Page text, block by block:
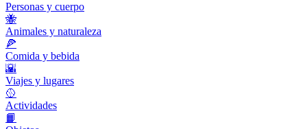
Personas y cuerpo
🐝
Animales y naturaleza
🍕
Comida y bebida
🌇
Viajes y lugares
🥎
Actividades
📙